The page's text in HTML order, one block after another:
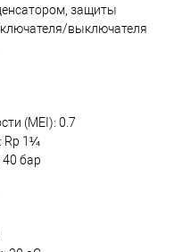
защиты
выключателя
(MEI): 0.7
Rp 1¼
бар